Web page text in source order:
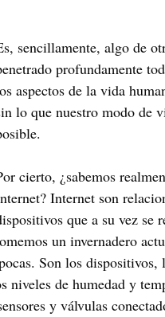
sencillamente, algo de
profundamente
aspectos de la vida
lo que nuestro modo de
cierto, ¿sabemos
Internet son
que a su vez se
un invernadero
Son los dispositivos,
niveles de humedad y
y válvulas